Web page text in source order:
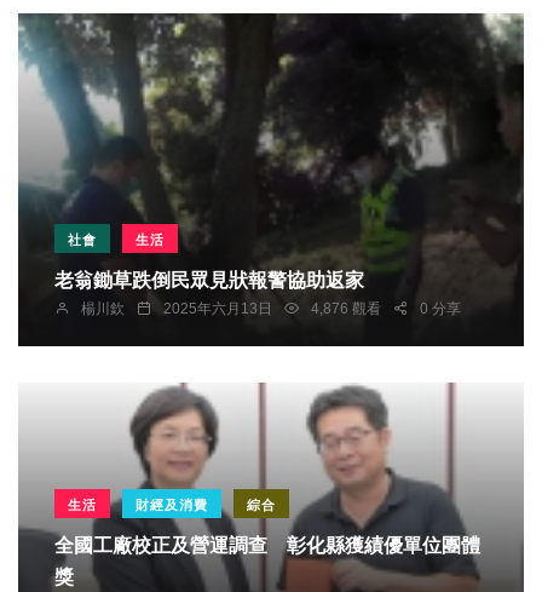
社會 生活
老翁鋤草跌倒民眾見狀報警協助返家
楊川欽 2025年六月13日 4,876 觀看 0 分享
生活 財經及消費 綜合
全國工廠校正及營運調查 彰化縣獲績優單位團體
獎